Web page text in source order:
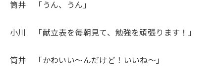
筒井 「うん、うん」
小川 「献立表を毎朝見て、勉強を頑張ります！」
筒井 「かわいい〜んだけど！いいね〜」